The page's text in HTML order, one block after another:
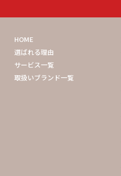
HOME
選ばれる理由
サービス一覧
取扱いブランド一覧